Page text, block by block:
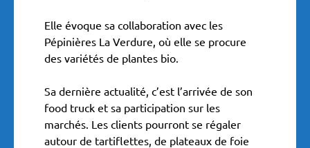
Elle évoque sa collaboration avec les
Pépinières La Verdure, où elle se procure
des variétés de plantes bio.
Sa dernière actualité, c’est l’arrivée de son
food truck et sa participation sur les
marchés. Les clients pourront se régaler
autour de tartiflettes, de plateaux de foie